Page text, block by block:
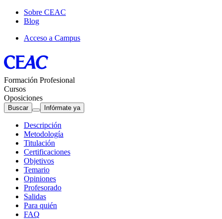
Sobre CEAC
Blog
Acceso a Campus
Formación Profesional
Cursos
Oposiciones
Buscar Infórmate ya
Descripción
Metodología
Titulación
Certificaciones
Objetivos
Temario
Opiniones
Profesorado
Salidas
Para quién
FAQ